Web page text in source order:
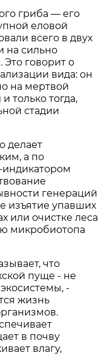
гриба — его
еловой
всего в двух
на сильно
говорит о
вида: он
на мертвой
только тогда,
стадии
делает
а по
генераций
изъятие упавших
или очистке леса
микробиотопа
что
пуще - не
-
жизнь
в почву
влагу,